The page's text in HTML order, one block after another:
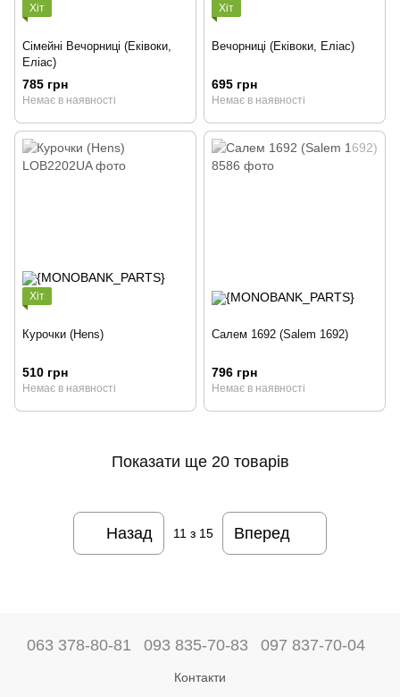
Хіт
Сімейні Вечорниці (Еківоки,
Еліас)
785 грн
Немає в наявності
Хіт
Вечорниці (Еківоки, Еліас)
695 грн
Немає в наявності
Хіт
Курочки (Hens)
510 грн
Немає в наявності
Салем 1692 (Salem 1692)
796 грн
Немає в наявності
Показати ще 20 товарів
Назад 11 з 15 Вперед
063 378-80-81 093 835-70-83 097 837-70-04
Контакти